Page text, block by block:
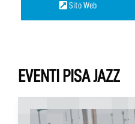
Sito Web
EVENTI PISA JAZZ